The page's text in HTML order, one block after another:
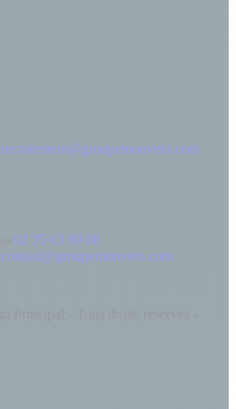
recrutement@groupemonveto.com
02 35 63 89 08
contact@groupemonveto.com